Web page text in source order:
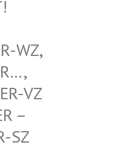
MUS
– N